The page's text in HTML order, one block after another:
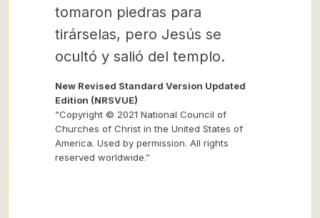
tomaron piedras para
tirárselas, pero Jesús se
ocultó y salió del templo.
New Revised Standard Version Updated
Edition (NRSVUE)
“Copyright © 2021 National Council of
Churches of Christ in the United States of
America. Used by permission. All rights
reserved worldwide.”